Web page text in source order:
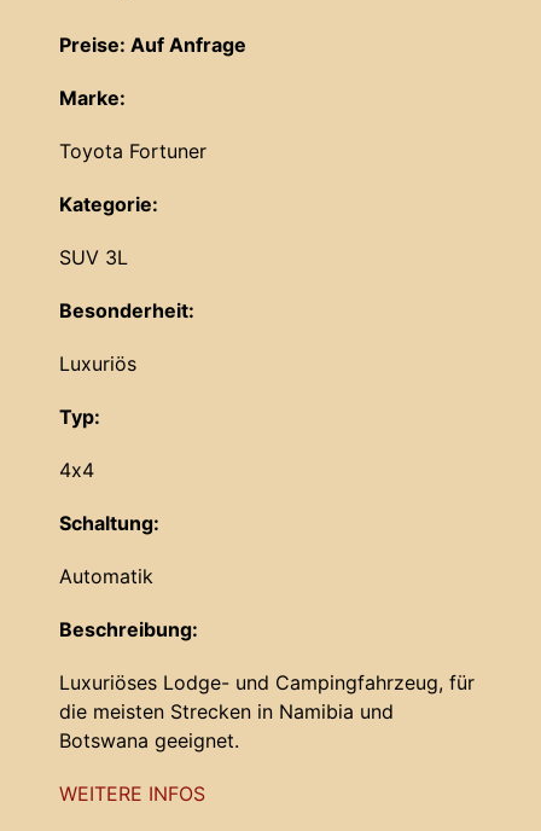
Preise: Auf Anfrage
Marke:
Toyota Fortuner
Kategorie:
SUV 3L
Besonderheit:
Luxuriös
Typ:
4x4
Schaltung:
Automatik
Beschreibung:
Luxuriöses Lodge- und Campingfahrzeug, für
die meisten Strecken in Namibia und
Botswana geeignet.
WEITERE INFOS